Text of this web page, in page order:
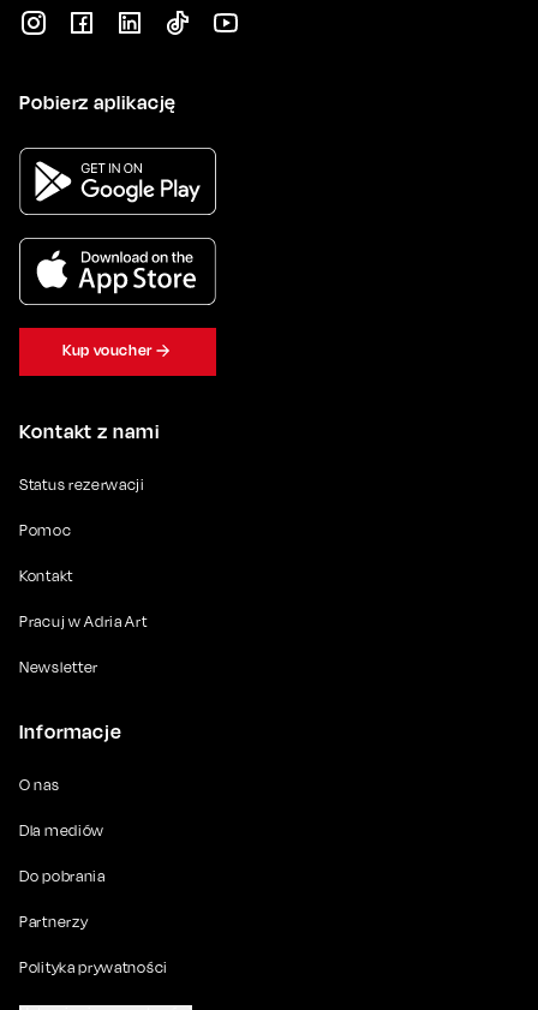
Kontakt z nami
Status rezerwacji
Pomoc
Kontakt
Pracuj w Adria Art
Newsletter
Informacje
O nas
Dla mediów
Do pobrania
Partnerzy
Polityka prywatności
Pobierz aplikację
Kup voucher